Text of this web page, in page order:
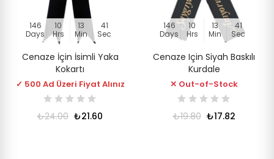
146
Days
10
Hrs
13
Min
41
Sec
Cenaze İçin İsimli Yaka
Kokartı
✓ 500 Ad Üzeri Fiyat Alınız
₺24.00 ₺21.60
146
Days
10
Hrs
13
Min
41
Sec
Cenaze Için Siyah Baskılı
Kurdale
✕ Out-of-Stock
₺19.80 ₺17.82